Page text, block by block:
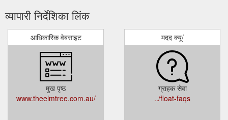
व्यापारी निर्देशिका लिंक
आधिकारिक वेबसाइट
मुख पृष्ठ
www.theelmtree.com.au/
मदद क्यू/
ग्राहक सेवा
../float-faqs